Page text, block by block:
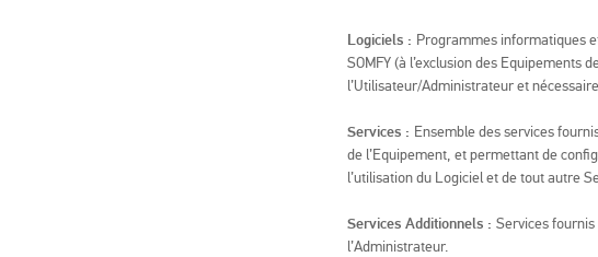
Logiciels : Programmes informatiques
SOMFY (à l’exclusion des
l’Utilisateur/Administrateur et
Services : Ensemble des services
de l’Equipement, et permettant de
l’utilisation du Logiciel et de tout autre
Services Additionnels : Services fournis
l’Administrateur.